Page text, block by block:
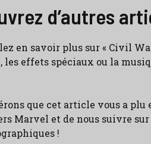
d’autres
en savoir plus sur « Civil
les effets spéciaux ou la
que cet article vous a
Marvel et de nous suivre
!